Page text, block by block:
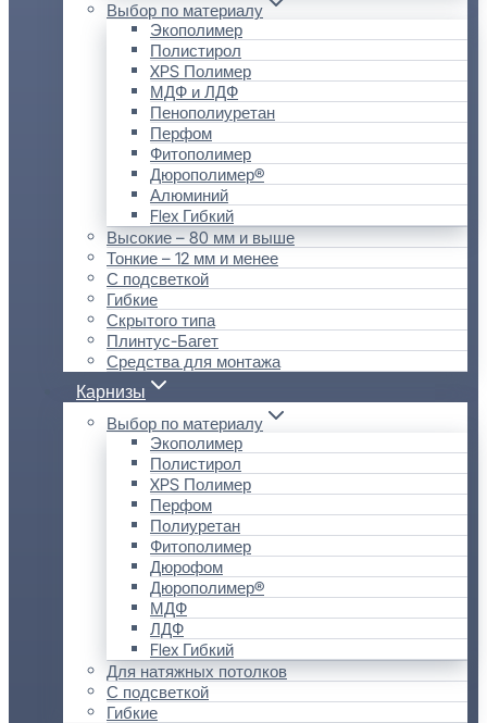
Выбор по материалу
Экополимер
Полистирол
XPS Полимер
МДФ и ЛДФ
Пенополиуретан
Перфом
Фитополимер
Дюрополимер®
Алюминий
Flex Гибкий
Высокие – 80 мм и выше
Тонкие – 12 мм и менее
С подсветкой
Гибкие
Скрытого типа
Плинтус-Багет
Средства для монтажа
Карнизы
Выбор по материалу
Экополимер
Полистирол
XPS Полимер
Перфом
Полиуретан
Фитополимер
Дюрофом
Дюрополимер®
МДФ
ЛДФ
Flex Гибкий
Для натяжных потолков
С подсветкой
Гибкие